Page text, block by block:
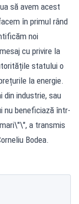
să avem acest
în primul rând
noi
cu privire la
statului o
la energie.
din industrie, sau
nu beneficiază într-
a transmis
Bodea.